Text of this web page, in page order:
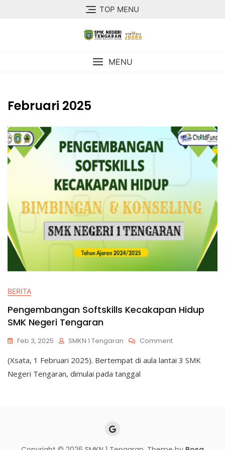
TOP MENU
MENU
Februari 2025
BERITA
Pengembangan Softskills Kecakapan Hidup
SMK Negeri Tengaran
Feb 3, 2025 SMKN 1 Tengaran Comment
(Xsata, 1 Februari 2025). Bertempat di aula lantai 3 SMK
Negeri Tengaran, dimulai pada tanggal